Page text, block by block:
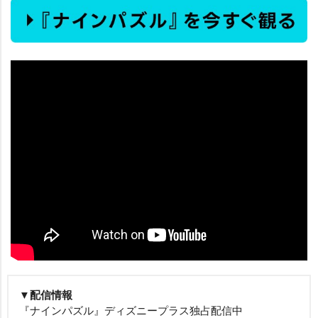
▼配信情報
『ナインパズル』ディズニープラス独占配信中